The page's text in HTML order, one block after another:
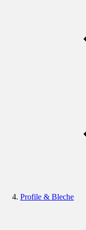
Profile & Bleche